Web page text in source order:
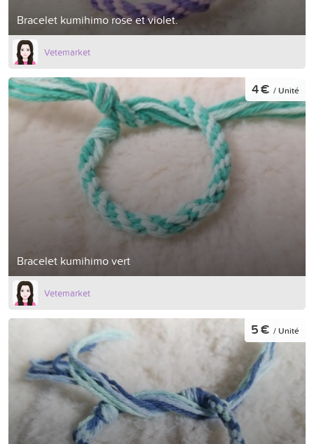
Bracelet kumihimo rose et violet.
Vetemarket
Bracelet kumihimo vert
4 € / Unité
Vetemarket
5 € / Unité